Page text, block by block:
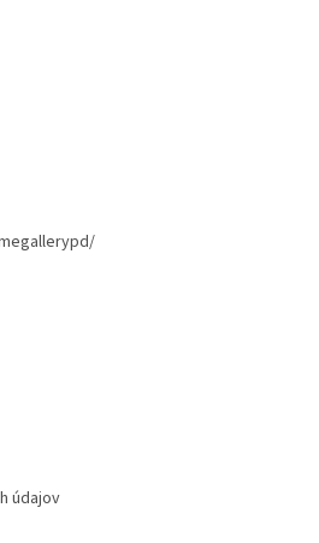
údajov